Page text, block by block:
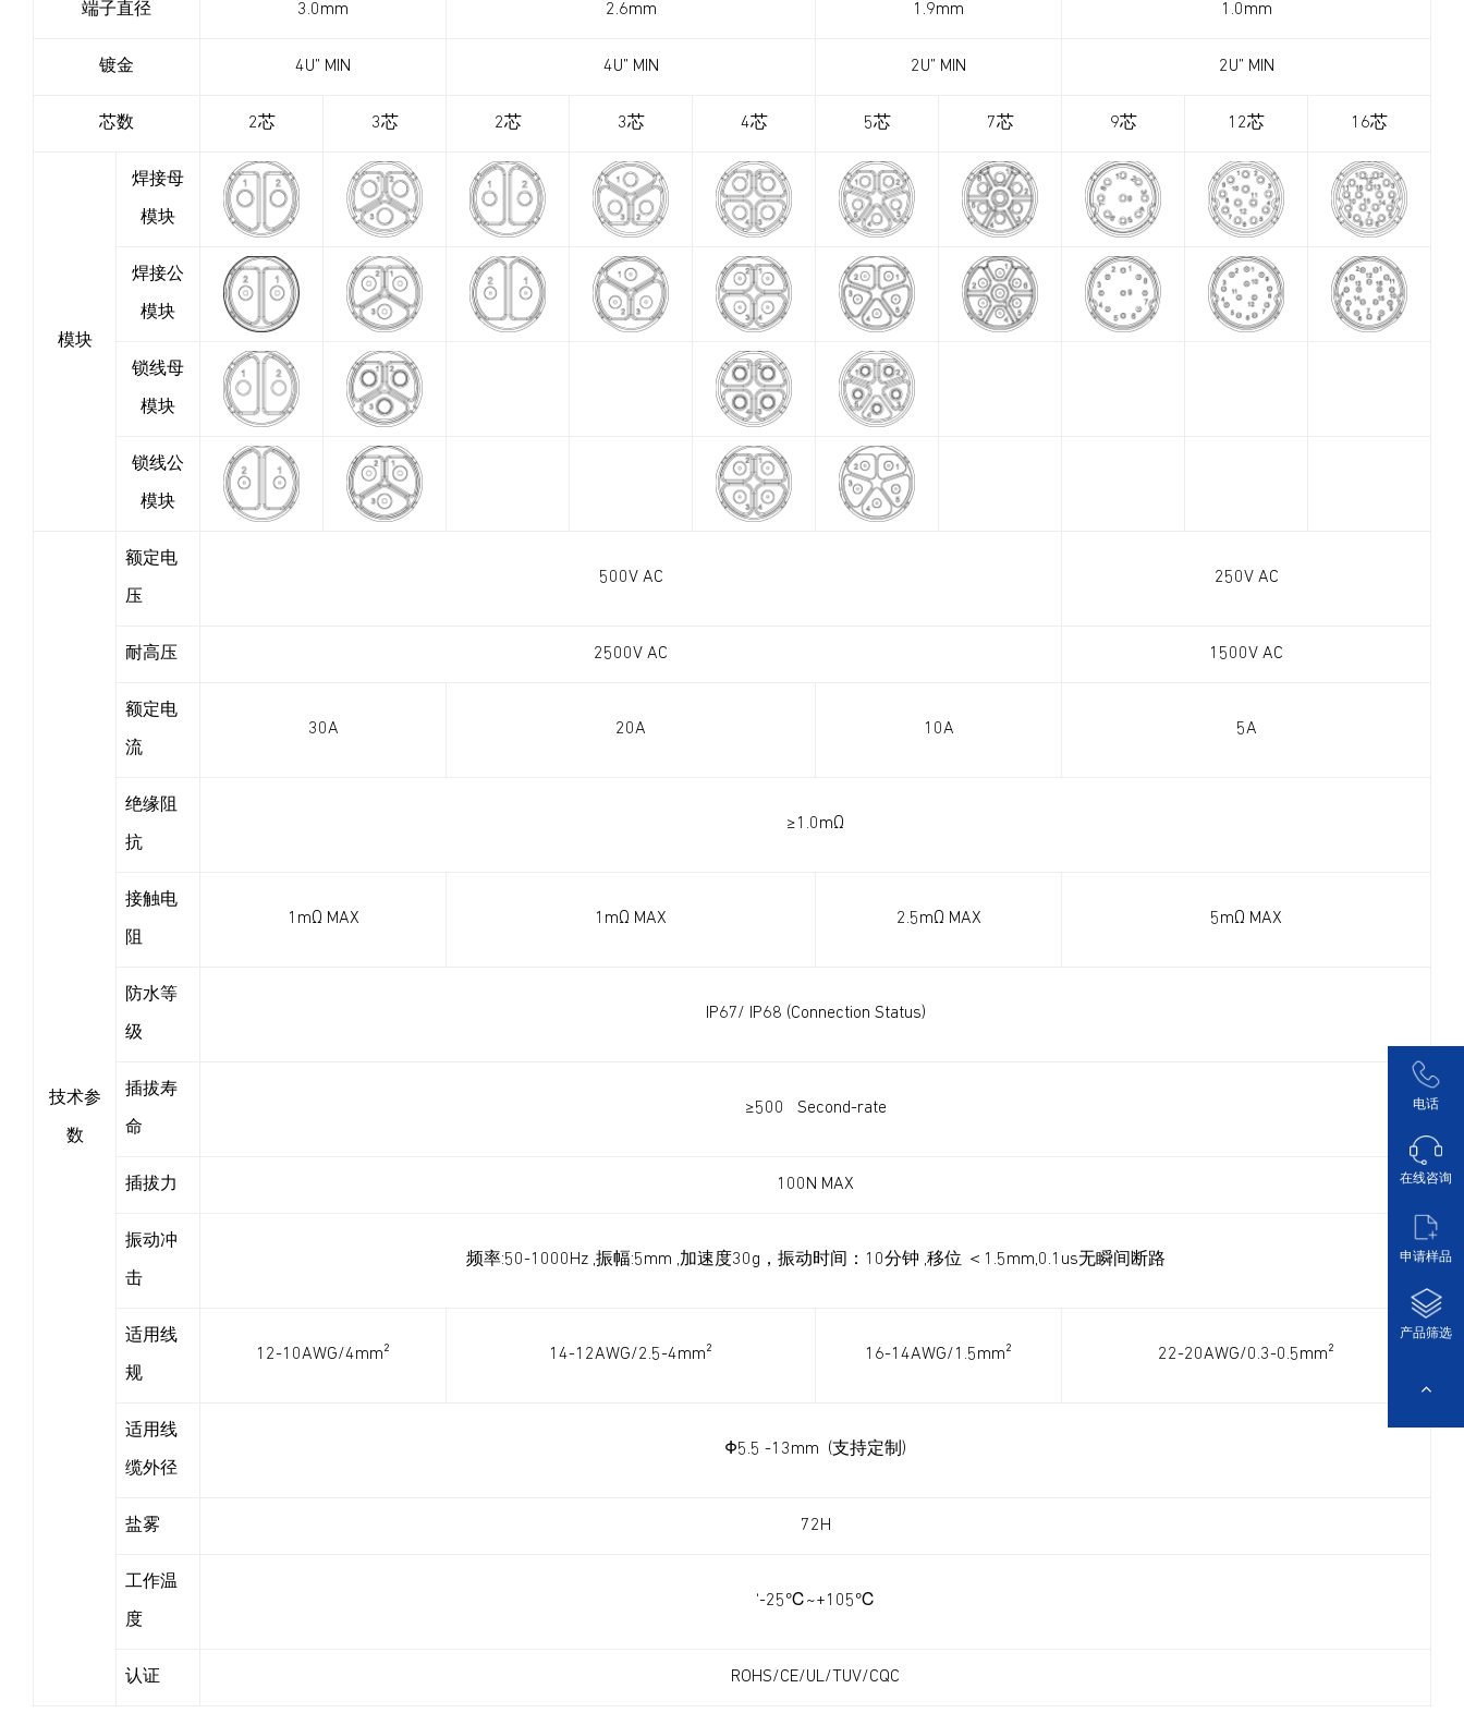
端子直径 3.0mm 2.6mm 1.9mm 1.0mm
镀金 4U” MIN 4U” MIN 2U” MIN 2U” MIN
芯数 2芯 3芯 2芯 3芯 4芯 5芯 7芯 9芯 12芯 16芯
模块
焊接母
模块
焊接公
模块
锁线母
模块
锁线公
模块
技术参
数
额定电
压
500V AC 250V AC
耐高压 2500V AC 1500V AC
额定电
流
30A 20A 10A 5A
绝缘阻
抗
≥1.0mΩ
接触电
阻
1mΩ MAX 1mΩ MAX 2.5mΩ MAX 5mΩ MAX
防水等
级
IP67/ IP68 (Connection Status)
插拔寿
命
≥500 Second-rate
插拔力 100N MAX
振动冲
击
频率:50-1000Hz ,振幅:5mm ,加速度30g，振动时间：10分钟 ,移位 ＜1.5mm,0.1us无瞬间断路
适用线
规
12-10AWG/4mm² 14-12AWG/2.5-4mm² 16-14AWG/1.5mm² 22-20AWG/0.3-0.5mm²
适用线
缆外径
Φ5.5 -13mm (支持定制)
盐雾 72H
工作温
度
‘-25℃~+105℃
认证 ROHS/CE/UL/TUV/CQC
电话
在线咨询
申请样品
产品筛选